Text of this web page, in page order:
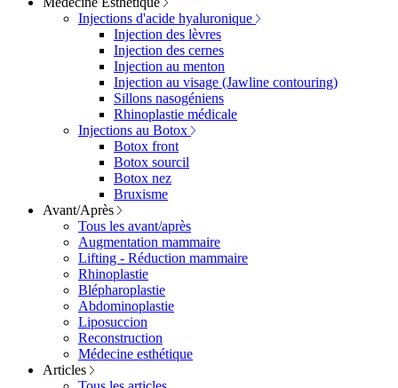
Injections d'acide hyaluronique
Injection des lèvres
Injection des cernes
Injection au menton
Injection au visage (Jawline contouring)
Sillons nasogéniens
Rhinoplastie médicale
Injections au Botox
Botox front
Botox sourcil
Botox nez
Bruxisme
Avant/Après
Tous les avant/après
Augmentation mammaire
Lifting - Réduction mammaire
Rhinoplastie
Blépharoplastie
Abdominoplastie
Liposuccion
Reconstruction
Médecine esthétique
Articles